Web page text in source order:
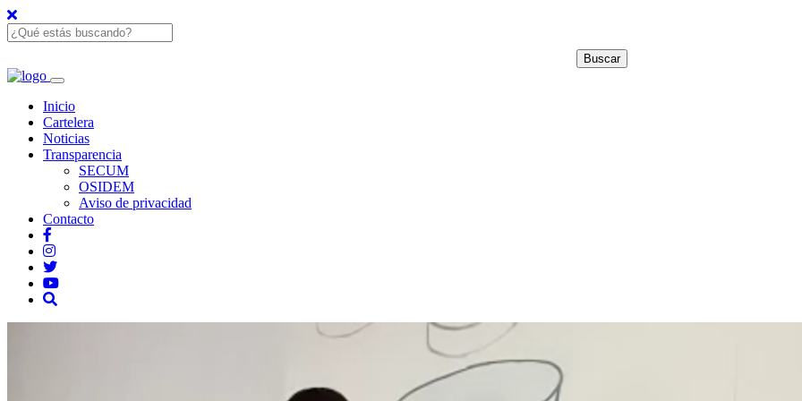
Inicio
Cartelera
Noticias
Transparencia
SECUM
OSIDEM
Aviso de privacidad
Contacto